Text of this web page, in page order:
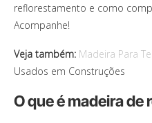
reflorestamento e como
Acompanhe!
Veja também: Madeira Para
Usados em Construções
O que é madeira